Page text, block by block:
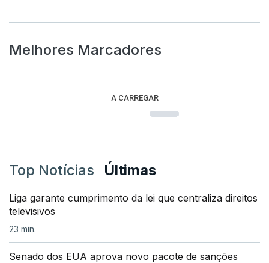
Melhores Marcadores
A CARREGAR
Top Notícias Últimas
Liga garante cumprimento da lei que centraliza direitos
televisivos
23 min.
Senado dos EUA aprova novo pacote de sanções